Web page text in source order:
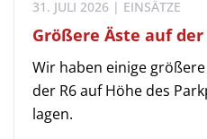
31. JULI 2026 | EINSÄTZE
Größere Äste auf
Wir haben einige
der R6 auf Höhe des
lagen.